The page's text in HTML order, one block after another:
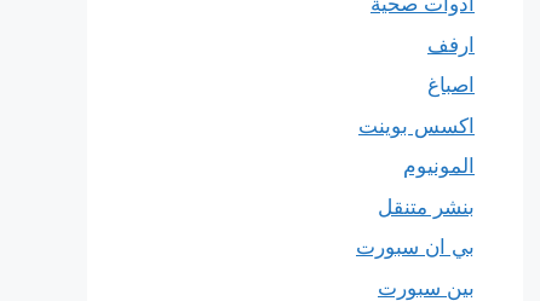
ارفف
اصباغ
اكسس بوينت
المونيوم
بنشر متنقل
بي ان سبورت
بين سبورت